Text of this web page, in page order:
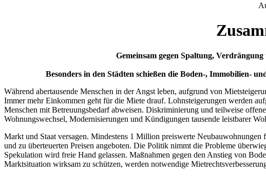
Gemeinsam gegen Spaltung,
Besonders in den Städten schießen die Boden-, Immobi­lien-
Während abertausende Menschen in der Angst leben, aufgrund von
Immer mehr Einkommen geht für die Miete drauf. Lohnsteigerungen werden
Menschen mit Betreuungsbedarf abweisen. Diskriminierung und teilweise
Wohnungswechsel, Modernisierungen und Kündigungen tausende leistbarer
Markt und Staat versagen. Mindestens 1 Million preiswerte
und zu überteu­er­ten Preisen angeboten. Die Politik nimmt die Probleme
Spekulation wird freie Hand gelassen. Maßnahmen gegen den Anstieg von
Marktsituation wirksam zu schützen, werden notwendige